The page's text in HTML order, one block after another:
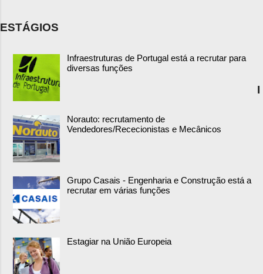
ESTÁGIOS
Infraestruturas de Portugal está a recrutar para
diversas funções
Norauto: recrutamento de
Vendedores/Rececionistas e Mecânicos
Grupo Casais - Engenharia e Construção está a
recrutar em várias funções
Estagiar na União Europeia
I